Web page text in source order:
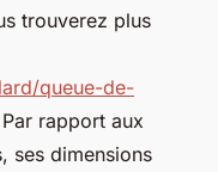
trouverez plus
queue-de-
rapport aux
ses dimensions